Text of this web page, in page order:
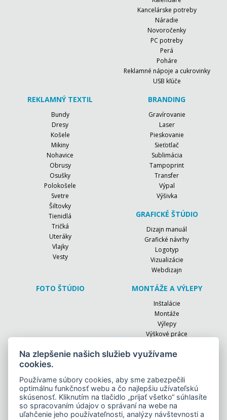
Kancelárske potreby
Náradie
Novoročenky
PC potreby
Perá
Poháre
Reklamné nápoje a cukrovinky
USB kľúče
REKLAMNÝ TEXTIL
Bundy
Dresy
Košele
Mikiny
Nohavice
Obrusy
Osušky
Polokošele
Svetre
Šiltovky
Tienidlá
Tričká
Uteráky
Vlajky
Vesty
BRANDING
Gravírovanie
Laser
Pieskovanie
Sieťotlač
Sublimácia
Tampoprint
Transfer
Výpal
Výšivka
GRAFICKÉ ŠTÚDIO
Dizajn manuál
Grafické návrhy
Logotyp
Vizualizácie
Webdizajn
FOTO ŠTÚDIO MONTÁŽE A VÝLEPY
Inštalácie
Montáže
Výlepy
Výškové práce
EVENTY
Firemné akcie
Konferencie
Oslavy
Slávnostné otvorenia
Športové dni
RÚŠKA
Na zlepšenie našich služieb využívame
cookies.
Používame súbory cookies, aby sme zabezpečili
optimálnu funkčnosť webu a čo najlepšiu užívateľskú
skúsenosť. Kliknutím na tlačidlo „prijať všetko“ súhlasíte
so spracovaním údajov o správaní na webe na
uľahčenie jeho používateľnosti, analýzy návštevnosti a